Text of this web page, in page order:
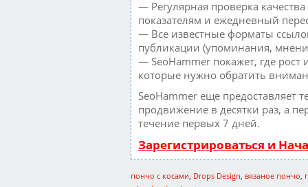
— Регулярная проверка
показателям и ежедневный
— Все известные форматы
публикации (упоминания,
— SeoHammer покажет, где рост
которые нужно обратить
SeoHammer еще предоставляет
продвижение в десятки раз, а
течение первых 7 дней.
Зарегистрироваться и
пончо с косами Drops Design вязаное пончо